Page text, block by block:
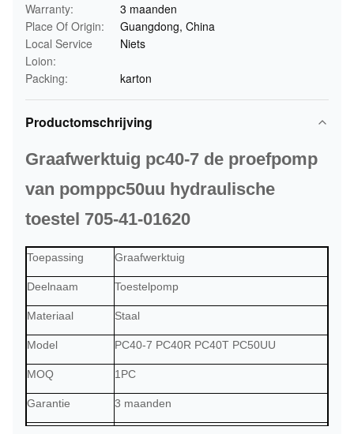
Warranty:
3 maanden
Place Of Origin:
Guangdong, China
Local Service
Loion:
Niets
Packing: karton
Productomschrijving
Graafwerktuig pc40-7 de proefpomp
van pomppc50uu hydraulische
toestel 705-41-01620
Toepassing Graafwerktuig
Deelnaam Toestelpomp
Materiaal Staal
Model PC40-7 PC40R PC40T PC50UU
MOQ 1PC
Garantie 3 maanden